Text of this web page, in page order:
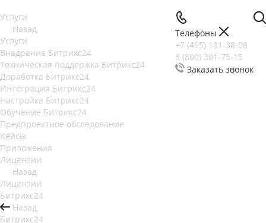
Телефоны
+7 (495) 181-38-08
8 (800) 301-75-15
Заказать звонок
Услуги
Назад
Услуги
Внедрение Битрикс24
Техническая поддержка Битрикс24
Доработка Битрикс24
Интеграция Битрикс24
Настройка Битрикс24
Обучение Битрикс24
Предпроектное обследование
Кейсы
Приложения
Лицензии
Назад
Лицензии
Битрикс24
Назад
Битрикс24